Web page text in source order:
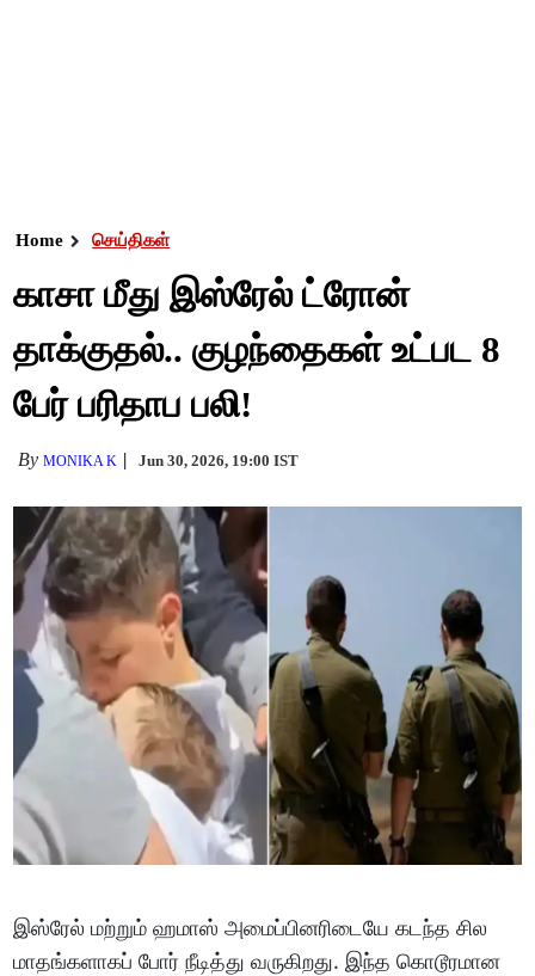
Home செய்திகள்
காசா மீது இஸ்ரேல் ட்ரோன்
தாக்குதல்.. குழந்தைகள் உட்பட 8
பேர் பரிதாப பலி!
ByMONIKA K Jun 30, 2026, 19:00 IST
இஸ்ரேல் மற்றும் ஹமாஸ் அமைப்பினரிடையே கடந்த சில
மாதங்களாகப் போர் நீடித்து வருகிறது. இந்த கொடூரமான